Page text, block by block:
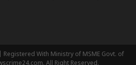
Registered With Ministry of MSME Govt. of
All Right Reserved.